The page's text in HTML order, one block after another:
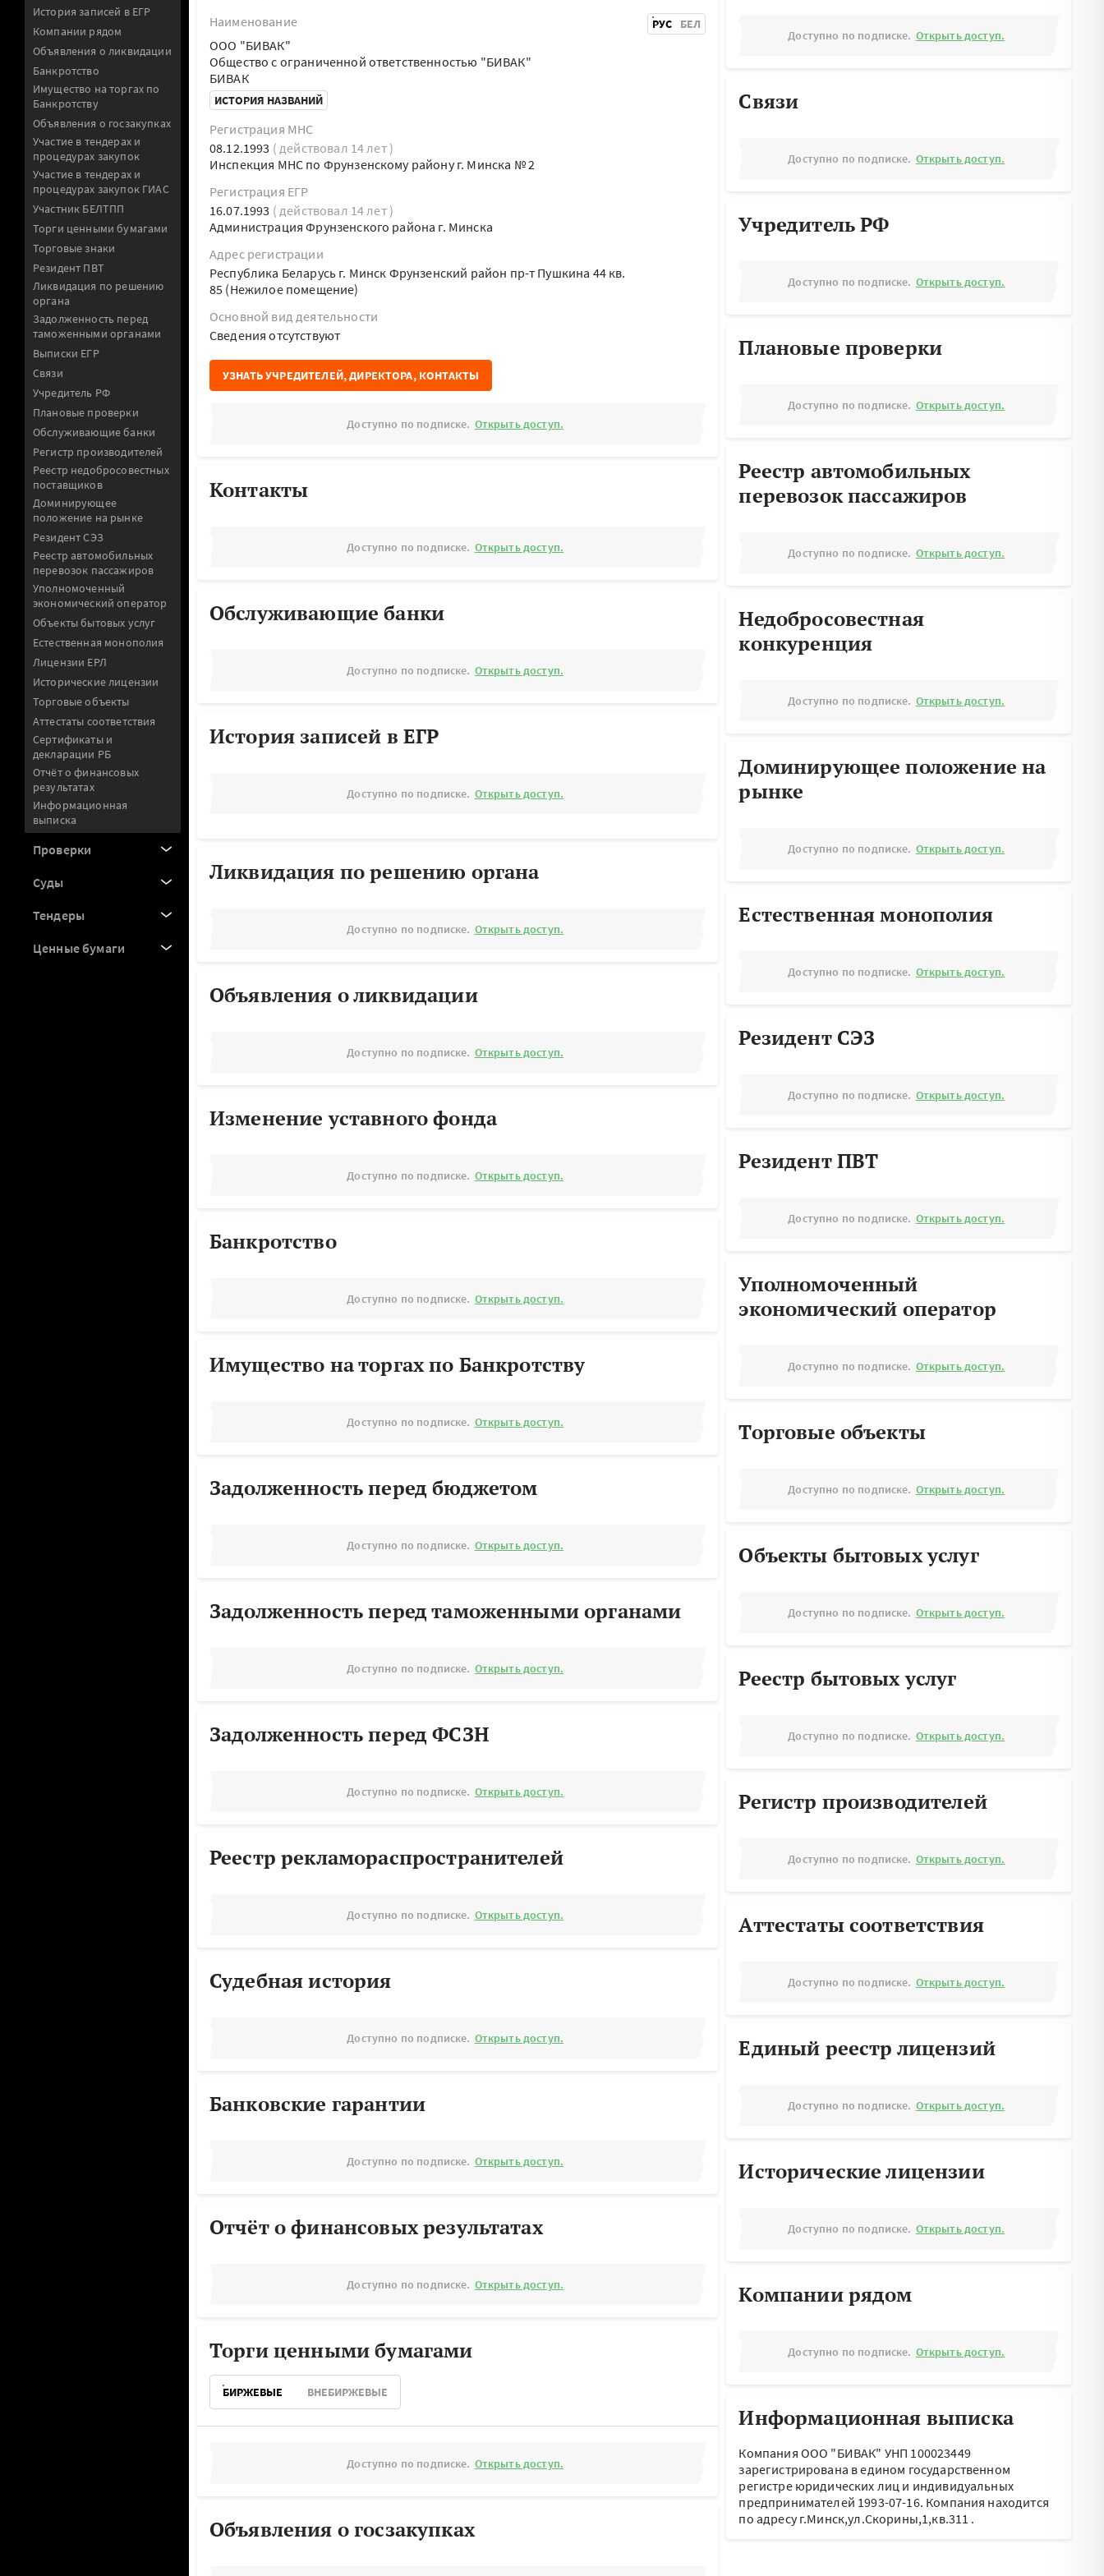
История записей в ЕГР
Компании рядом
Объявления о ликвидации
Банкротство
Имущество на торгах по
Банкротству
Объявления о госзакупках
Участие в тендерах и
процедурах закупок
Участие в тендерах и
процедурах закупок ГИАС
Участник БЕЛТПП
Торги ценными бумагами
Торговые знаки
Резидент ПВТ
Ликвидация по решению
органа
Задолженность перед
таможенными органами
Выписки ЕГР
Связи
Учредитель РФ
Плановые проверки
Обслуживающие банки
Регистр производителей
Реестр недобросовестных
поставщиков
Доминирующее
положение на рынке
Резидент СЭЗ
Реестр автомобильных
перевозок пассажиров
Уполномоченный
экономический оператор
Объекты бытовых услуг
Естественная монополия
Лицензии ЕРЛ
Исторические лицензии
Торговые объекты
Аттестаты соответствия
Сертификаты и
декларации РБ
Отчёт о финансовых
результатах
Информационная
выписка
Проверки
Суды
Тендеры
Ценные бумаги
Наименование
РУС БЕЛ
ООО "БИВАК"
Общество с ограниченной ответственностью "БИВАК"
БИВАК
ИСТОРИЯ НАЗВАНИЙ
Регистрация МНС
08.12.1993 ( действовал 14 лет )
Инспекция МНС по Фрунзенскому району г. Минска № 2
Регистрация ЕГР
16.07.1993 ( действовал 14 лет )
Администрация Фрунзенского района г. Минска
Адрес регистрации
Республика Беларусь г. Минск Фрунзенский район пр-т Пушкина 44 кв.
85 (Нежилое помещение)
Основной вид деятельности
Cведения отсутствуют
УЗНАТЬ УЧРЕДИТЕЛЕЙ, ДИРЕКТОРА, КОНТАКТЫ
Доступно по подписке. Открыть доступ.
Контакты
Доступно по подписке. Открыть доступ.
Обслуживающие банки
Доступно по подписке. Открыть доступ.
История записей в ЕГР
Доступно по подписке. Открыть доступ.
Ликвидация по решению органа
Доступно по подписке. Открыть доступ.
Объявления о ликвидации
Доступно по подписке. Открыть доступ.
Изменение уставного фонда
Доступно по подписке. Открыть доступ.
Банкротство
Доступно по подписке. Открыть доступ.
Имущество на торгах по Банкротству
Доступно по подписке. Открыть доступ.
Задолженность перед бюджетом
Доступно по подписке. Открыть доступ.
Задолженность перед таможенными органами
Доступно по подписке. Открыть доступ.
Задолженность перед ФСЗН
Доступно по подписке. Открыть доступ.
Реестр рекламораспространителей
Доступно по подписке. Открыть доступ.
Судебная история
Доступно по подписке. Открыть доступ.
Банковские гарантии
Доступно по подписке. Открыть доступ.
Отчёт о финансовых результатах
Доступно по подписке. Открыть доступ.
Торги ценными бумагами
БИРЖЕВЫЕ ВНЕБИРЖЕВЫЕ
Доступно по подписке. Открыть доступ.
Объявления о госзакупках
Доступно по подписке. Открыть доступ.
Связи
Доступно по подписке. Открыть доступ.
Учредитель РФ
Доступно по подписке. Открыть доступ.
Плановые проверки
Доступно по подписке. Открыть доступ.
Реестр автомобильных
перевозок пассажиров
Доступно по подписке. Открыть доступ.
Недобросовестная
конкуренция
Доступно по подписке. Открыть доступ.
Доминирующее положение на
рынке
Доступно по подписке. Открыть доступ.
Естественная монополия
Доступно по подписке. Открыть доступ.
Резидент СЭЗ
Доступно по подписке. Открыть доступ.
Резидент ПВТ
Доступно по подписке. Открыть доступ.
Уполномоченный
экономический оператор
Доступно по подписке. Открыть доступ.
Торговые объекты
Доступно по подписке. Открыть доступ.
Объекты бытовых услуг
Доступно по подписке. Открыть доступ.
Реестр бытовых услуг
Доступно по подписке. Открыть доступ.
Регистр производителей
Доступно по подписке. Открыть доступ.
Аттестаты соответствия
Доступно по подписке. Открыть доступ.
Единый реестр лицензий
Доступно по подписке. Открыть доступ.
Исторические лицензии
Доступно по подписке. Открыть доступ.
Компании рядом
Доступно по подписке. Открыть доступ.
Информационная выписка
Компания ООО "БИВАК" УНП 100023449
зарегистрирована в едином государственном
регистре юридических лиц и индивидуальных
предпринимателей 1993-07-16. Компания находится
по адресуг.Минск,ул.Скорины,1,кв.311 .